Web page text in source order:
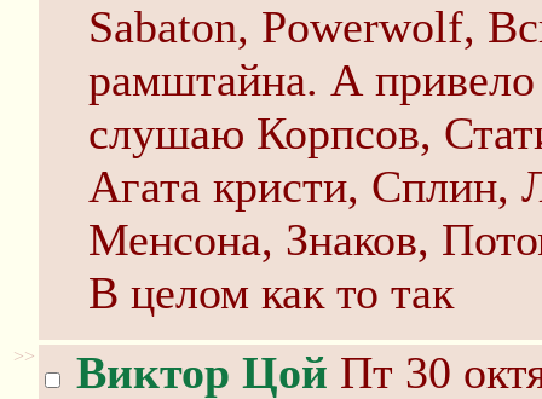
Sabaton, Powerwolf,
рамштайна. А привело
слушаю Корпсов,
Агата кристи,
Менсона, Знаков,
В целом как то так
>> Виктор Цой Пт 30